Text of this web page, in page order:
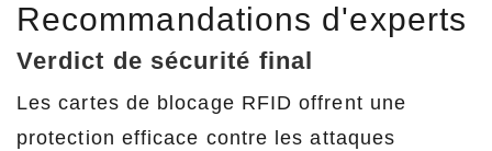
Recommandations d'experts
Verdict de sécurité final
Les cartes de blocage RFID offrent une
protection efficace contre les attaques